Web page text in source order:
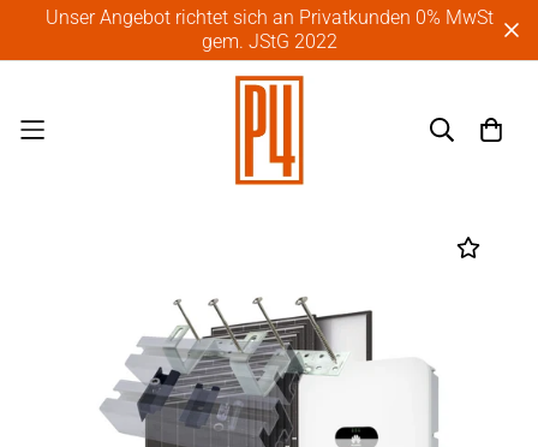
Unser Angebot richtet sich an Privatkunden 0% MwSt
gem. JStG 2022